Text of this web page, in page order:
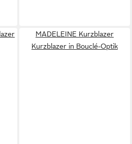
MADELEINE Kurzblazer
Kurzblazer in Bouclé-Optik